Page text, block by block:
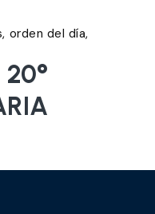
orden del día
20°